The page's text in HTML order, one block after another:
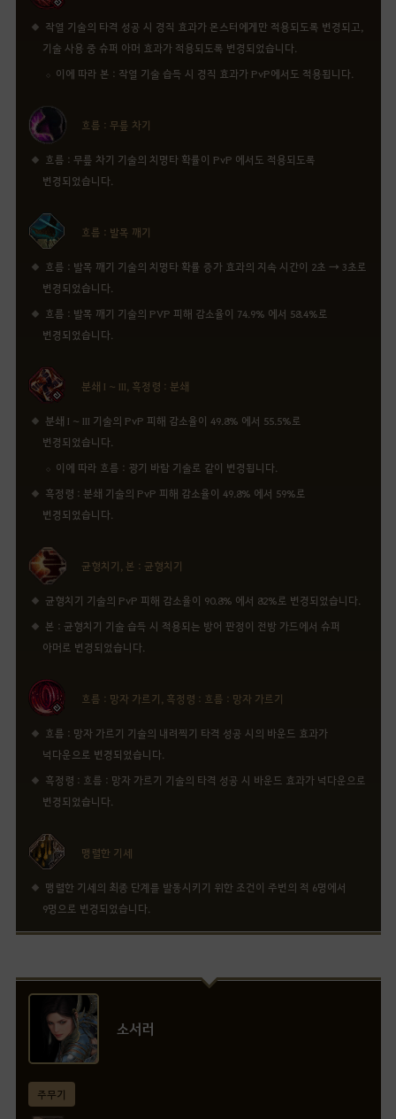
Go to the NA / EU website
Stay on the website of this region
작열 기술의 타격 성공 시 경직 효과가 몬스터에게만 적용되도록 변경되고,
기술 사용 중 슈퍼 아머 효과가 적용되도록 변경되었습니다.
이에 따라 본 : 작열 기술 습득 시 경직 효과가 PvP에서도 적용됩니다.
흐름 : 무릎 차기
흐름 : 무릎 차기 기술의 치명타 확률이 PvP 에서도 적용되도록
변경되었습니다.
흐름 : 발목 깨기
흐름 : 발목 깨기 기술의 치명타 확률 증가 효과의 지속 시간이 2초 → 3초로
변경되었습니다.
흐름 : 발목 깨기 기술의 PVP 피해 감소율이 74.9% 에서 58.4%로
변경되었습니다.
분쇄 I ~ III, 흑정령 : 분쇄
분쇄 I ~ III 기술의 PvP 피해 감소율이 49.8% 에서 55.5%로
변경되었습니다.
이에 따라 흐름 : 광기 바람 기술로 같이 변경됩니다.
흑정령 : 분쇄 기술의 PvP 피해 감소율이 49.8% 에서 59%로
변경되었습니다.
균형치기, 본 : 균형치기
균형치기 기술의 PvP 피해 감소율이 90.8% 에서 82%로 변경되었습니다.
본 : 균형치기 기술 습득 시 적용되는 방어 판정이 전방 가드에서 슈퍼
아머로 변경되었습니다.
흐름 : 망자 가르기, 흑정령 : 흐름 : 망자 가르기
흐름 : 망자 가르기 기술의 내려찍기 타격 성공 시의 바운드 효과가
넉다운으로 변경되었습니다.
흑정령 : 흐름 : 망자 가르기 기술의 타격 성공 시 바운드 효과가 넉다운으로
변경되었습니다.
맹렬한 기세
맹렬한 기세의 최종 단계를 발동시키기 위한 조건이 주변의 적 6명에서
9명으로 변경되었습니다.
소서러
주무기